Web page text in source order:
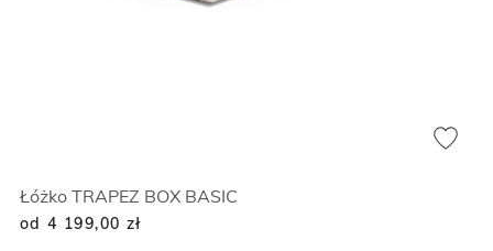
Łóżko TRAPEZ BOX BASIC
od 4 199,00 zł